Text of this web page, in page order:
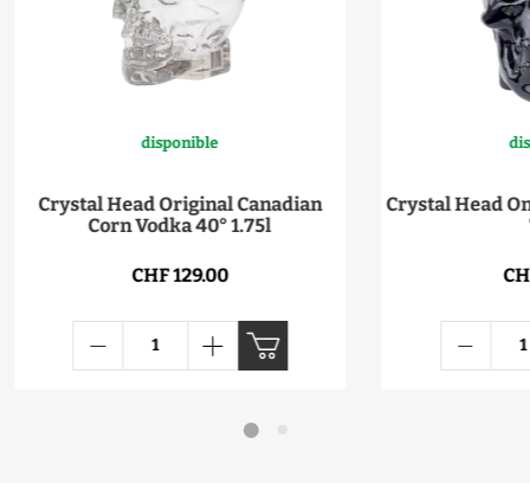
disponible
Crystal Head Original Canadian
Corn Vodka 40° 1.75l
CHF 129.00
Crystal Head